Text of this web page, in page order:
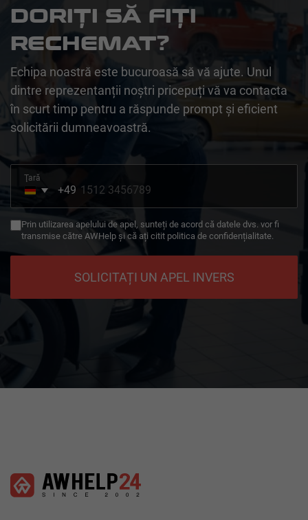
DORIȚI SĂ FIȚI
RECHEMAT?
Echipa noastră este bucuroasă să vă ajute. Unul
dintre reprezentanții noștri pricepuți vă va contacta
în scurt timp pentru a răspunde prompt și eficient
solicitării dumneavoastră.
Ţară
Germany
+49
+49
Prin utilizarea apelului de apel, sunteți de acord că datele dvs. vor fi
transmise către AWHelp și că ați citit politica de confidențialitate.
SOLICITAȚI UN APEL INVERS